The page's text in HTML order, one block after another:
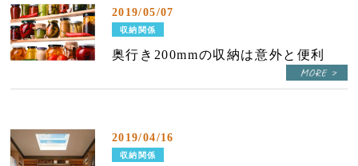
2019/05/07
収納関係
奥行き200mmの収納は意外と便利
2019/04/16
収納関係